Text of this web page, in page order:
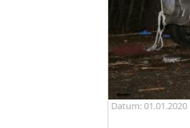
Datum: 01.01.2020